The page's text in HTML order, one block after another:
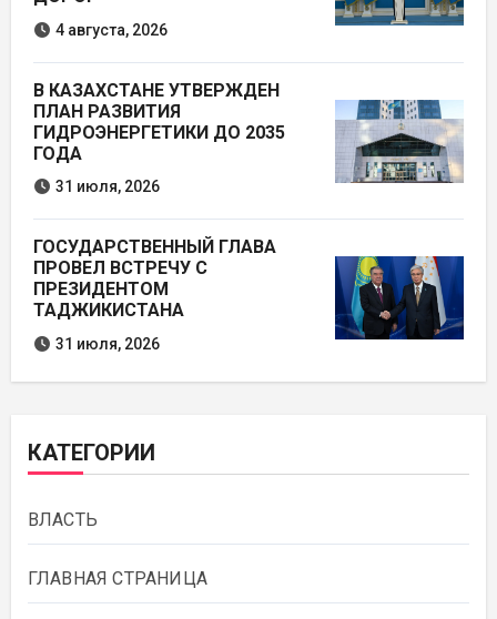
4 августа, 2026
В КАЗАХСТАНЕ УТВЕРЖДЕН
ПЛАН РАЗВИТИЯ
ГИДРОЭНЕРГЕТИКИ ДО 2035
ГОДА
31 июля, 2026
ГОСУДАРСТВЕННЫЙ ГЛАВА
ПРОВЕЛ ВСТРЕЧУ С
ПРЕЗИДЕНТОМ
ТАДЖИКИСТАНА
31 июля, 2026
КАТЕГОРИИ
ВЛАСТЬ
ГЛАВНАЯ СТРАНИЦА